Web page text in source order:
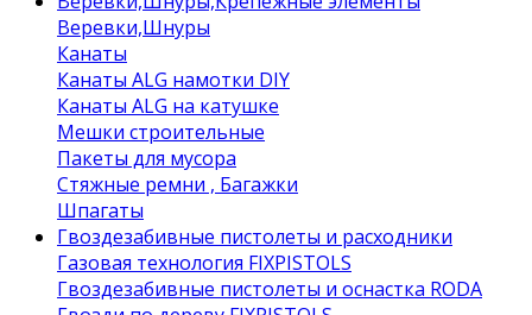
Веревки,Шнуры
Канаты
Канаты ALG намотки DIY
Канаты ALG на катушке
Мешки строительные
Пакеты для мусора
Стяжные ремни , Багажки
Шпагаты
Гвоздезабивные пистолеты и расходники
Газовая технология FIXPISTOLS
Гвоздезабивные пистолеты и оснастка RODA